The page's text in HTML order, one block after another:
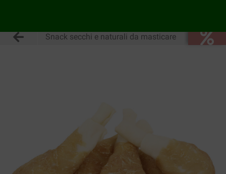
Snack secchi e naturali da masticare